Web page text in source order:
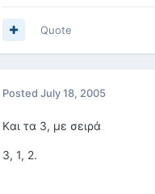
Quote
Posted July 18, 2005
Kαι τα 3, με σειρά
3, 1, 2.